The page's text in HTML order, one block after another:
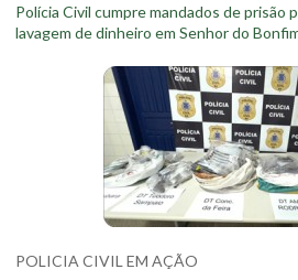
Polícia Civil cumpre mandados de prisão
lavagem de dinheiro em Senhor do
POLICIA CIVIL EM AÇÃO